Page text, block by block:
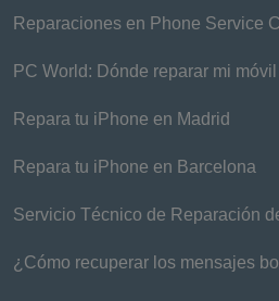
Reparaciones en Phone Service
PC World: Dónde reparar mi
Repara tu iPhone en Madrid
Repara tu iPhone en Barcelona
Servicio Técnico de Reparación
¿Cómo recuperar los mensajes